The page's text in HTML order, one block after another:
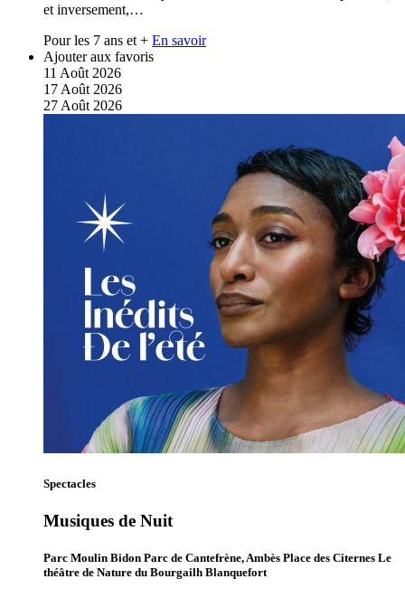
et inversement,…
Pour les 7 ans et + En savoir
Ajouter aux favoris
11 Août 2026
17 Août 2026
27 Août 2026
Spectacles
Musiques de Nuit
Parc Moulin Bidon Parc de Cantefrène, Ambès Place des Citernes Le
théâtre de Nature du Bourgailh Blanquefort